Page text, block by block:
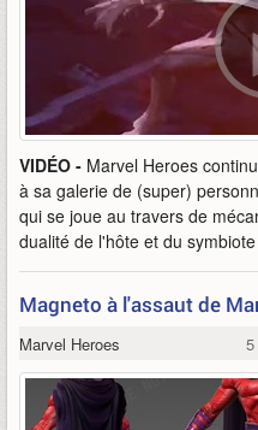
VIDÉO - Marvel Heroes
à sa galerie de (super)
qui se joue au travers de
dualité de l'hôte et du
Magneto à l'assaut de
Marvel Heroes 5